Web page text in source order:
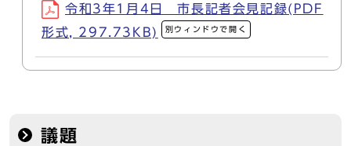
令和3年1月4日 市長記者会見記録(PDF
形式, 297.73KB)
別ウィンドウで開く
議題